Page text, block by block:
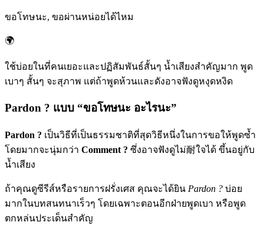
ขอโทษนะ, ขอผ่านหน่อยได้ไหม
🌍
ใช้บ่อยในที่คนเยอะและปฏิสัมพันธ์สั้นๆ น้ำเสียงสำคัญมาก พูด
เบาๆ สั้นๆ จะสุภาพ แต่ถ้าพูดห้วนและดังอาจฟังดูหงุดหงิด
Pardon ? แบบ “ขอโทษนะ อะไรนะ”
Pardon ? เป็นวิธีที่เป็นธรรมชาติที่สุดวิธีหนึ่งในการขอให้พูดซ้ำ
โดยมากจะนุ่มกว่า Comment ? ซึ่งอาจฟังดูไม่耐ใจได้ ขึ้นอยู่กับ
น้ำเสียง
ถ้าคุณดูซีรีส์หรือรายการฝรั่งเศส คุณจะได้ยิน Pardon ? บ่อย
มากในบทสนทนาเร็วๆ โดยเฉพาะตอนอีกฝ่ายพูดเบา หรือพูด
ตกหล่นประเด็นสำคัญ